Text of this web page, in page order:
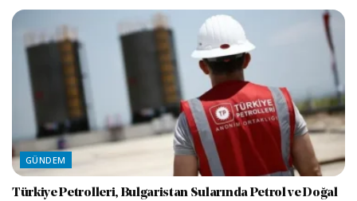
GÜNDEM
Türkiye Petrolleri, Bulgaristan Sularında Petrol ve Doğal